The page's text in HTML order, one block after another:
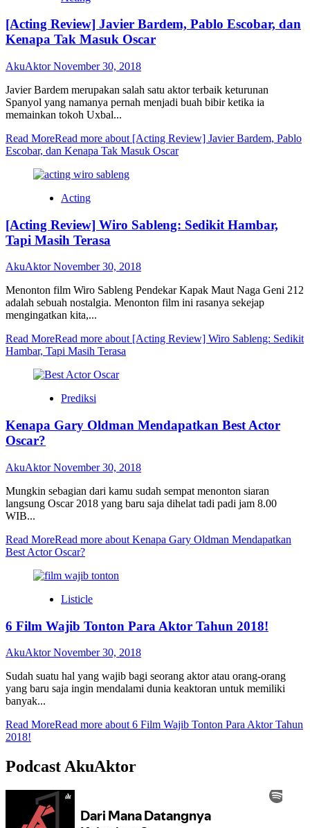
[Acting Review] Javier Bardem, Pablo Escobar, dan
Kenapa Tak Masuk Oscar
AkuAktorNovember 30, 2018
Javier Bardem merupakan salah satu aktor terbaik keturunan
Spanyol yang namanya pernah menjadi buah bibir ketika ia
memainkan tokoh Uxbal...
Read MoreRead more about [Acting Review] Javier Bardem, Pablo
Escobar, dan Kenapa Tak Masuk Oscar
Acting
[Acting Review] Wiro Sableng: Sedikit Hambar,
Tapi Masih Terasa
AkuAktorNovember 30, 2018
Menonton film Wiro Sableng Pendekar Kapak Maut Naga Geni 212
adalah sebuah nostalgia. Menonton film ini rasanya sekejap
mengingatkan kita,...
Read MoreRead more about [Acting Review] Wiro Sableng: Sedikit
Hambar, Tapi Masih Terasa
Prediksi
Kenapa Gary Oldman Mendapatkan Best Actor
Oscar?
AkuAktorNovember 30, 2018
Mungkin sebagian dari kamu sudah sempat menonton siaran
langsung Oscar 2018 yang baru saja dihelat tadi padi jam 8.00
WIB...
Read MoreRead more about Kenapa Gary Oldman Mendapatkan
Best Actor Oscar?
Listicle
6 Film Wajib Tonton Para Aktor Tahun 2018!
AkuAktorNovember 30, 2018
Sudah suatu hal yang wajib bagi seorang aktor atau orang-orang
yang baru saja ingin mendalami dunia keaktoran untuk memiliki
banyak...
Read MoreRead more about 6 Film Wajib Tonton Para Aktor Tahun
2018!
Podcast AkuAktor